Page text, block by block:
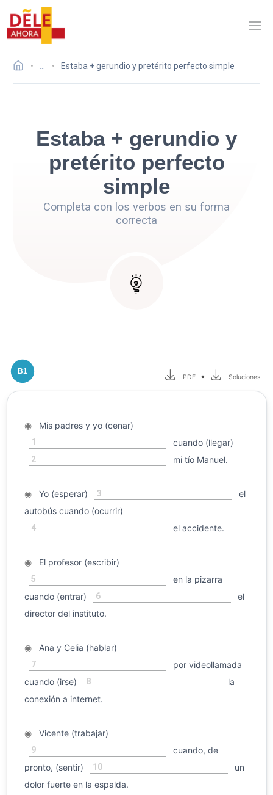
Estaba + gerundio y pretérito perfecto simple
Estaba + gerundio y
pretérito perfecto
simple
Completa con los verbos en su forma
correcta
B1
PDF • Soluciones
◉Mis padres y yo (cenar)
1 cuando (llegar)
2 mi tío Manuel.
◉Yo (esperar) 3
el
autobús cuando (ocurrir)
4 el accidente.
◉El profesor (escribir)
5
en la pizarra
cuando (entrar)
6
el
director del instituto.
◉Ana y Celia (hablar)
7
por videollamada
cuando (irse)
8
la
conexión a internet.
◉Vicente (trabajar)
9
cuando, de
pronto, (sentir)
10
un
dolor fuerte en la espalda.